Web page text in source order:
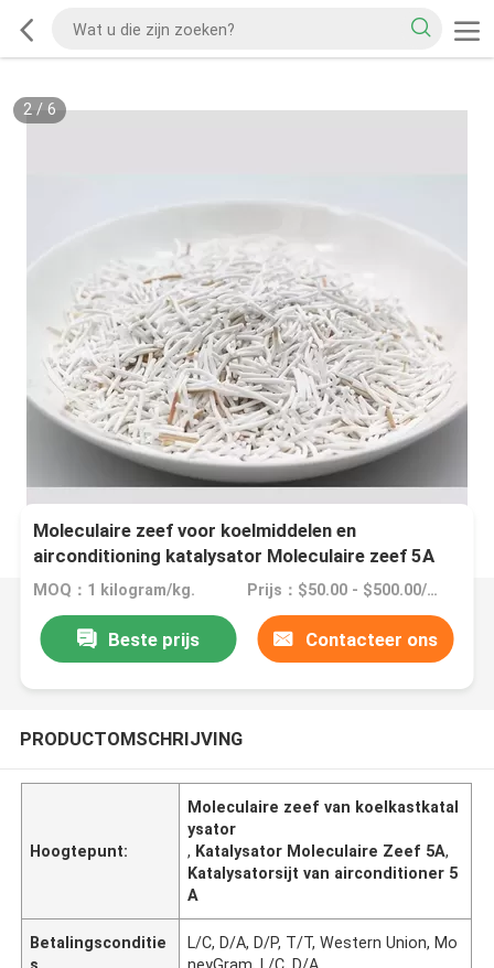
2/ 6
Moleculaire zeef voor koelmiddelen en
airconditioning katalysator Moleculaire zeef 5A
MOQ：1 kilogram/kg. Prijs：$50.00 - $500.00/ kilogram
Beste prijs Contacteer ons
PRODUCTOMSCHRIJVING
Hoogtepunt:
Moleculaire zeef van koelkastkatal
ysator
, Katalysator Moleculaire Zeef 5A,
Katalysatorsijt van airconditioner 5
A
Betalingsconditie
s
L/C, D/A, D/P, T/T, Western Union, Mo
neyGram, L/C, D/A